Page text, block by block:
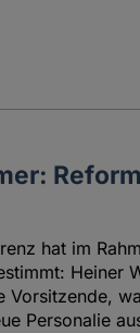
hat im
Heiner
Vorsitzende,
Personalie